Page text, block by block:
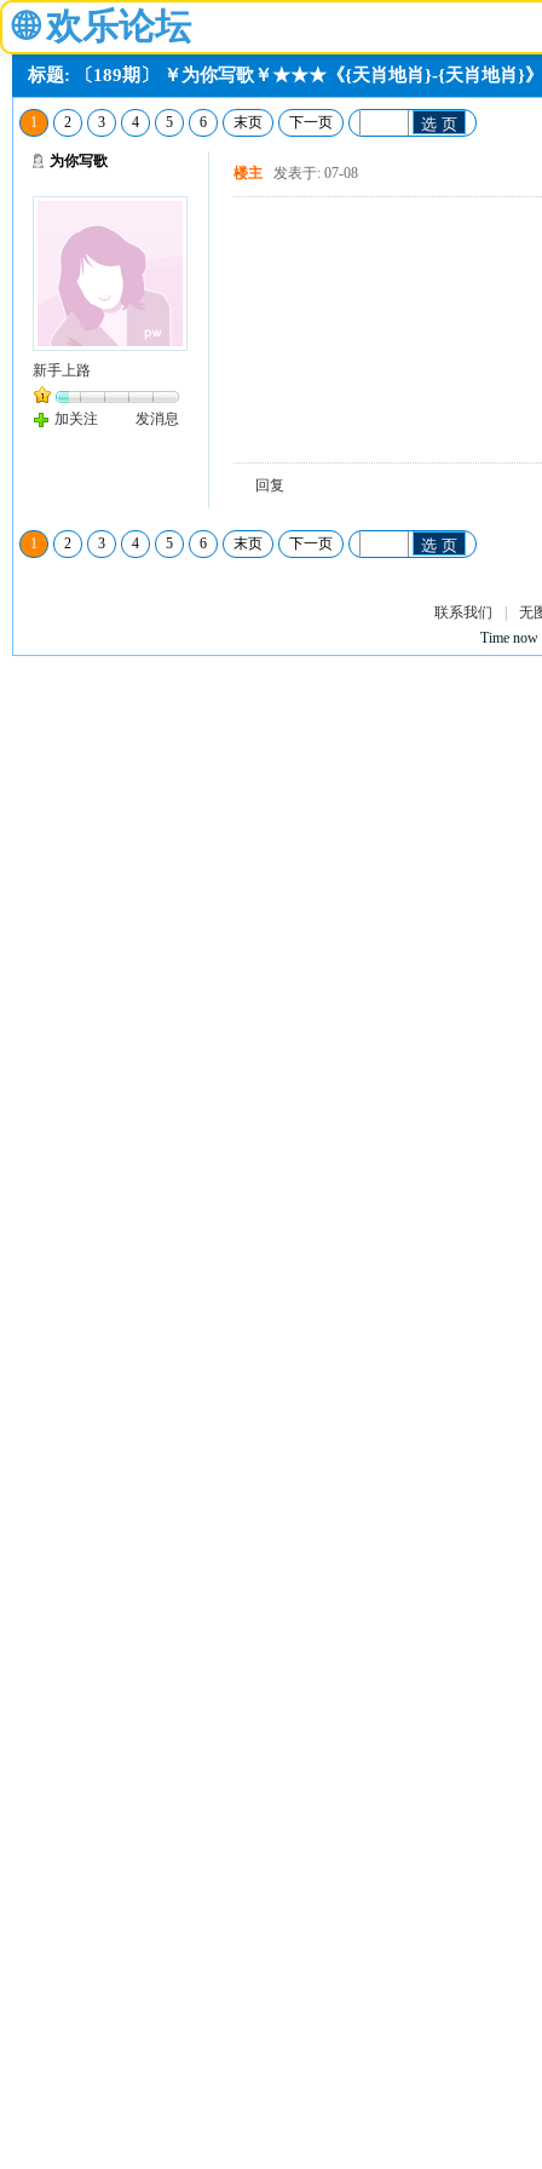
🌐 欢乐论坛
标题: 〔189期〕 ￥为你写歌￥★★★《{天肖地肖}-{天肖地肖
1 2 3 4 5 6 末页 下一页 选 页
为你写歌
新手上路
加关注 发消息
楼主 发表于: 07-08
回复
1 2 3 4 5 6 末页 下一页 选 页
联系我们
无
Time now